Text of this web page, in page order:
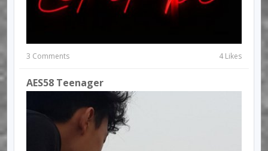
3 Comments 4 Likes
AES58 Teenager